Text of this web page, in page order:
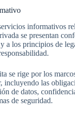
informativos
se presentan
a los principios de
se rige por los
incluyendo las
de datos,
de seguridad.